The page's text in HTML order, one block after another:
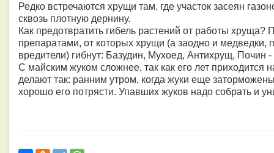
Редко встречаются хрущи там, где участок засеян
сквозь плотную дернину.
Как предотвратить гибель растений от работы
препаратами, от которых хрущи (а заодно и медведки,
вредители) гибнут: Базудин, Мухоед, Антихрущ, Почин
С майским жуком сложнее, так как его лет приходится
делают так: ранним утром, когда жуки еще
хорошо его потрясти. Упавших жуков надо собрать и